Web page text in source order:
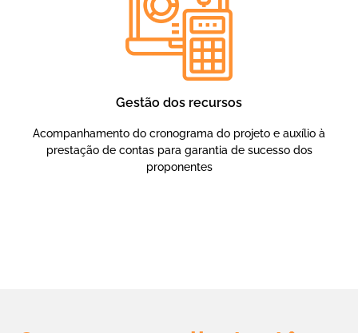
Gestão dos recursos
Acompanhamento do cronograma do projeto e auxílio à
prestação de contas para garantia de sucesso dos
proponentes